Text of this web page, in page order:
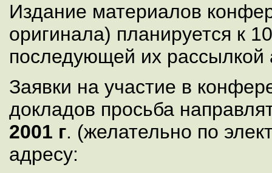
Издание материалов
оригинала) планируется к
последующей их рассылкой
Заявки на участие в
докладов просьба
2001 г. (желательно по
адресу: